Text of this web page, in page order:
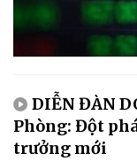
DIỄN ĐÀN
Phòng: Đột
trưởng mới